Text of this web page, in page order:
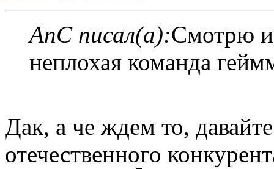
AnC писал(а):Смотрю
неплохая команда
Дак, а че ждем то,
отечественного